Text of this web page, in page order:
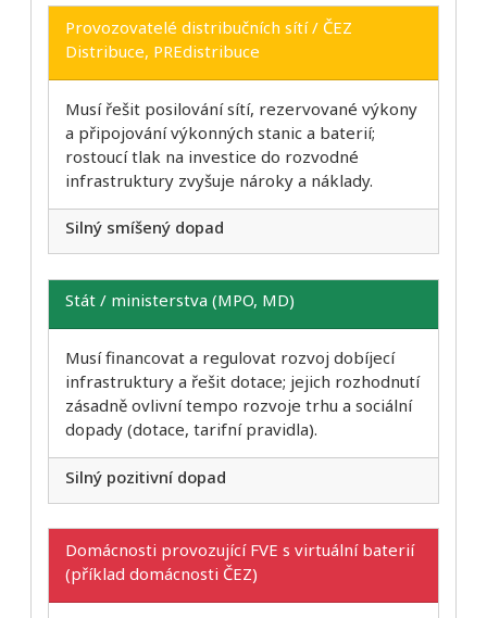
Provozovatelé distribučních sítí / ČEZ
Distribuce, PREdistribuce
Musí řešit posilování sítí, rezervované výkony
a připojování výkonných stanic a baterií;
rostoucí tlak na investice do rozvodné
infrastruktury zvyšuje nároky a náklady.
Silný smíšený dopad
Stát / ministerstva (MPO, MD)
Musí financovat a regulovat rozvoj dobíjecí
infrastruktury a řešit dotace; jejich rozhodnutí
zásadně ovlivní tempo rozvoje trhu a sociální
dopady (dotace, tarifní pravidla).
Silný pozitivní dopad
Domácnosti provozující FVE s virtuální baterií
(příklad domácnosti ČEZ)